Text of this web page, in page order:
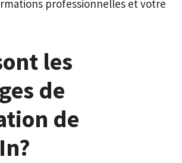
professionnelles et votre
les
de
de